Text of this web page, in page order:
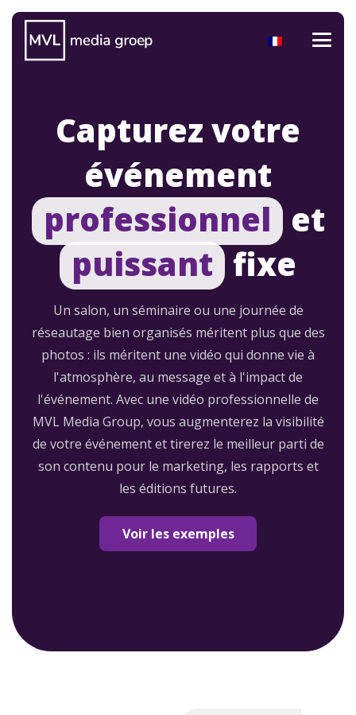
Capturez votre
événement
professionnel et
puissant fixe
Un salon, un séminaire ou une journée de
réseautage bien organisés méritent plus que des
photos : ils méritent une vidéo qui donne vie à
l'atmosphère, au message et à l'impact de
l'événement. Avec une vidéo professionnelle de
MVL Media Group, vous augmenterez la visibilité
de votre événement et tirerez le meilleur parti de
son contenu pour le marketing, les rapports et
les éditions futures.
Voir les exemples